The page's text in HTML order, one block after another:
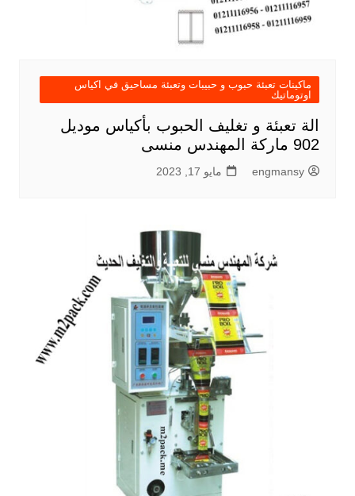
ماكينات تعبئة حبوب و حبيبات وتعبئة مساحيق في اكياس
اوتوماتيك
الة تعبئة و تغليف الحبوب بأكياس موديل
902 ماركة المهندس منسى
engmansy مايو 17, 2023